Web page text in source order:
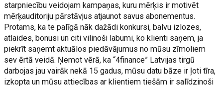
starpniecību veidojam kampaņas, kuru mērķis ir motivēt
mērķauditoriju pārstāvjus atjaunot savus abonementus.
Protams, ka te palīgā nāk dažādi konkursi, balvu izlozes,
atlaides, bonusi un citi vilinoši labumi, ko klienti saņem, ja
piekrīt saņemt aktuālos piedāvājumus no mūsu zīmoliem
sev ērtā veidā. Ņemot vērā, ka “4finance” Latvijas tirgū
darbojas jau vairāk nekā 15 gadus, mūsu datu bāze ir ļoti tīra,
izkopta un mūsu attiecības ar klientiem tiešām ir salīdzinoši